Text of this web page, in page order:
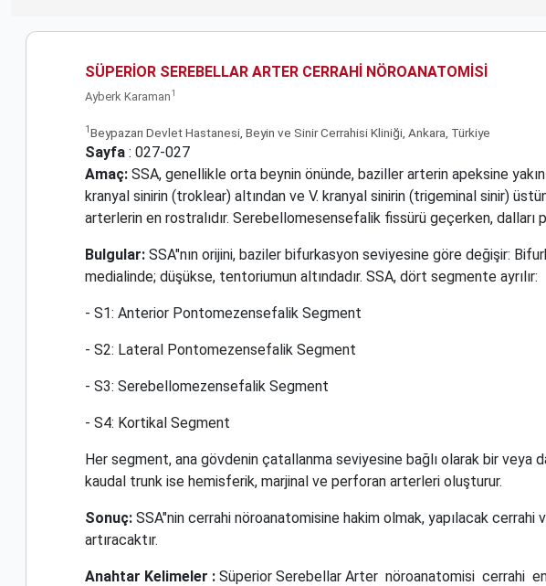
SÜPERİOR SEREBELLAR ARTER CERRAHİ NÖROANATOMİSİ
Ayberk Karaman1
1 Beypazarı Devlet Hastanesi, Beyin ve Sinir Cerrahisi Kliniği, Ankara, Türkiye
Sayfa : 027-027
Amaç: SSA, genellikle orta beynin önünde, baziller arterin apeksine
kranyal sinirin (troklear) altından ve V. kranyal sinirin (trigeminal sinir)
arterlerin en rostralıdır. Serebellomesensefalik fissürü geçerken,
Bulgular: SSA"nın orijini, baziler bifurkasyon seviyesine göre değişir:
medialinde; düşükse, tentoriumun altındadır. SSA, dört segmente ayrılır:
- S1: Anterior Pontomezensefalik Segment
- S2: Lateral Pontomezensefalik Segment
- S3: Serebellomezensefalik Segment
- S4: Kortikal Segment
Her segment, ana gövdenin çatallanma seviyesine bağlı olarak bir
kaudal trunk ise hemisferik, marjinal ve perforan arterleri oluşturur.
Sonuç: SSA"nin cerrahi nöroanatomisine hakim olmak, yapılacak
artıracaktır.
Anahtar Kelimeler : Süperior Serebellar Arter nöroanatomisi cerrahi